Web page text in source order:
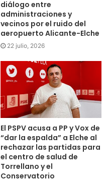
diálogo entre
administraciones y
vecinos por el ruido del
aeropuerto Alicante-Elche
22 julio, 2026
El PSPV acusa a PP y Vox de
“dar la espalda” a Elche al
rechazar las partidas para
el centro de salud de
Torrellano y el
Conservatorio